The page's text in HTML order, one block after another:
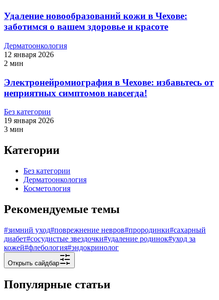
Удаление новообразований кожи в Чехове:
заботимся о вашем здоровье и красоте
Дерматоонкология
12 января 2026
2 мин
Электронейромиография в Чехове: избавьтесь от
неприятных симптомов навсегда!
Без категории
19 января 2026
3 мин
Категории
Без категории
Дерматоонкология
Косметология
Рекомендуемые темы
#зимний уход#поврежнение невров#прородинки#сахарный
диабет#сосудистые звездочки#удаление родинок#уход за
кожей#флебология#эндокринолог
Открыть сайдбар
Популярные статьи